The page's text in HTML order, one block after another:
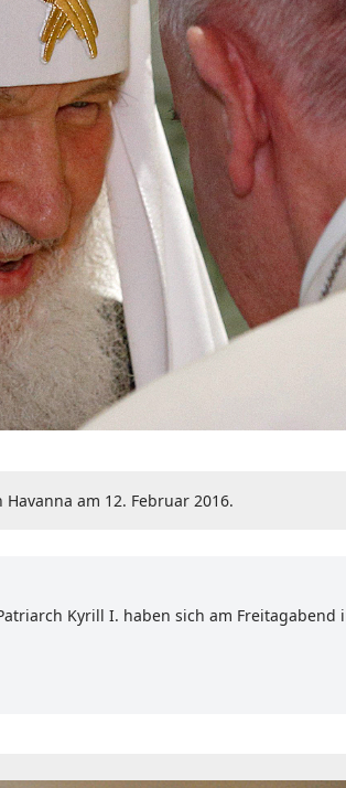
am 12. Februar 2016.
Kyrill I. haben sich am